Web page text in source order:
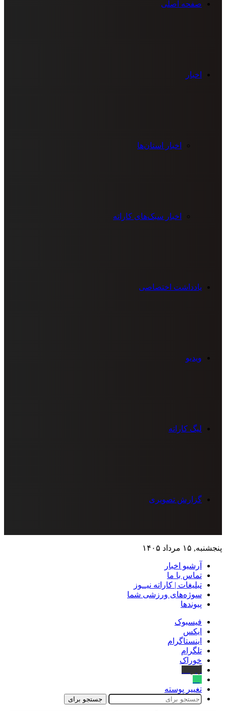
صفحه اصلی
اخبار
اخبار استان‌ها
اخبار سبک‌های کاراته
یادداشت اختصاصی
ویدیو
لیگ کاراته
گزارش تصویری
پنجشنبه, ۱۵ مرداد ۱۴۰۵
آرشیو اخبار
تماس‌ با‌ ما
تبلیغات | کاراته نیــوز
سوژه‌های ورزشی شما
پیوندها
فیسبوک
ایکس
اینستاگرام
تلگرام
خوراک
تغییر پوسته
جستجو برای